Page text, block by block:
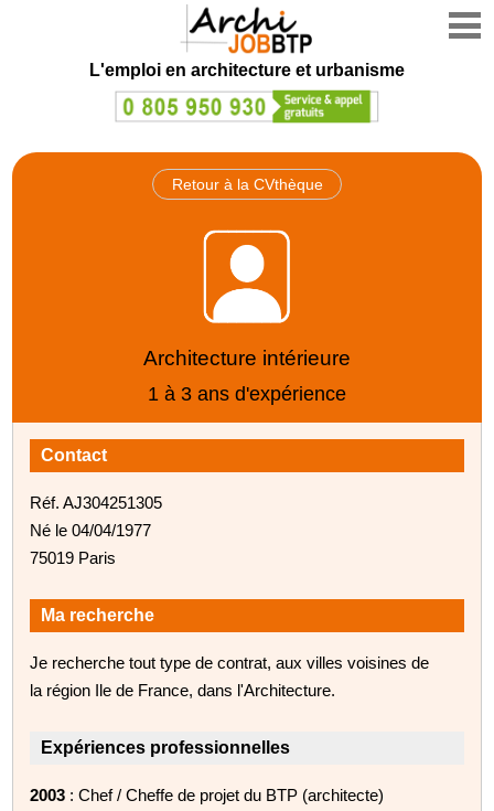
L'emploi en architecture et urbanisme
Retour à la CVthèque
Architecture intérieure
1 à 3 ans d'expérience
Contact
Réf. AJ304251305
Né le 04/04/1977
75019 Paris
Ma recherche
Je recherche tout type de contrat, aux villes voisines de
la région Ile de France, dans l'Architecture.
Expériences professionnelles
2003 : Chef / Cheffe de projet du BTP (architecte)